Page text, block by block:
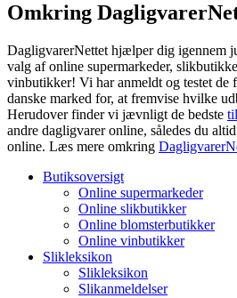
Omkring
DagligvarerNettet hjælper dig igennem
valg af online supermarkeder,
vinbutikker! Vi har anmeldt og testet de
danske marked for, at fremvise hvilke
Herudover finder vi jævnligt de bedste
andre dagligvarer online, således du
online. Læs mere omkring
Butiksoversigt
Online supermarkeder
Online slikbutikker
Online blomsterbutikker
Online vinbutikker
Slikleksikon
Slikleksikon
Slikanmeldelser